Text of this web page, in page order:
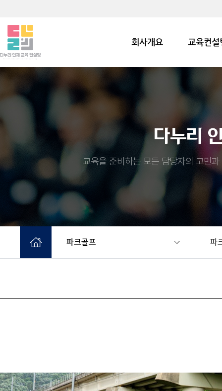
회사개요 교육컨설
다누리
교육을 준비하는 모든 담당자의 고민
파크골프 파